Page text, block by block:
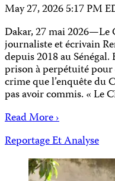
May 27, 2026 5:17 PM
Dakar, 27 mai 2026—Le
journaliste et écrivain
depuis 2018 au Sénégal.
prison à perpétuité
crime que l’enquête du
pas avoir commis. « Le
Read More ›
Reportage Et Analyse